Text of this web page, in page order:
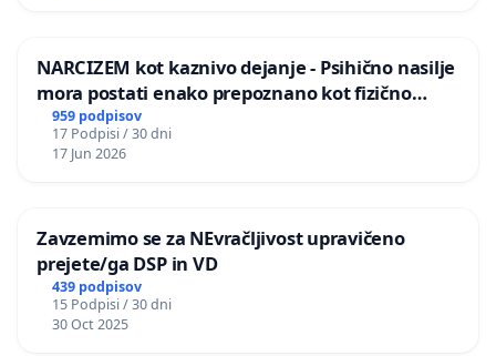
NARCIZEM kot kaznivo dejanje - Psihično nasilje
mora postati enako prepoznano kot fizično
nasilje
959 podpisov
17 Podpisi / 30 dni
17 Jun 2026
Zavzemimo se za NEvračljivost upravičeno
prejete/ga DSP in VD
439 podpisov
15 Podpisi / 30 dni
30 Oct 2025